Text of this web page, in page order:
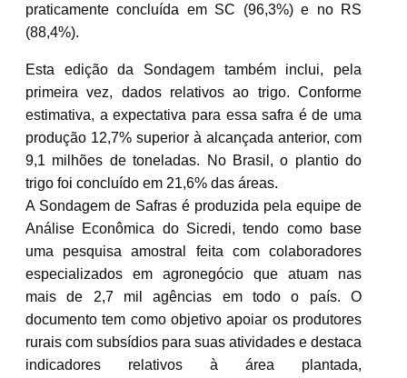
praticamente concluída em SC (96,3%) e no RS
(88,4%).
Esta edição da Sondagem também inclui, pela
primeira vez, dados relativos ao trigo. Conforme
estimativa, a expectativa para essa safra é de uma
produção 12,7% superior à alcançada anterior, com
9,1 milhões de toneladas. No Brasil, o plantio do
trigo foi concluído em 21,6% das áreas.
A Sondagem de Safras é produzida pela equipe de
Análise Econômica do Sicredi, tendo como base
uma pesquisa amostral feita com colaboradores
especializados em agronegócio que atuam nas
mais de 2,7 mil agências em todo o país. O
documento tem como objetivo apoiar os produtores
rurais com subsídios para suas atividades e destaca
indicadores relativos à área plantada,